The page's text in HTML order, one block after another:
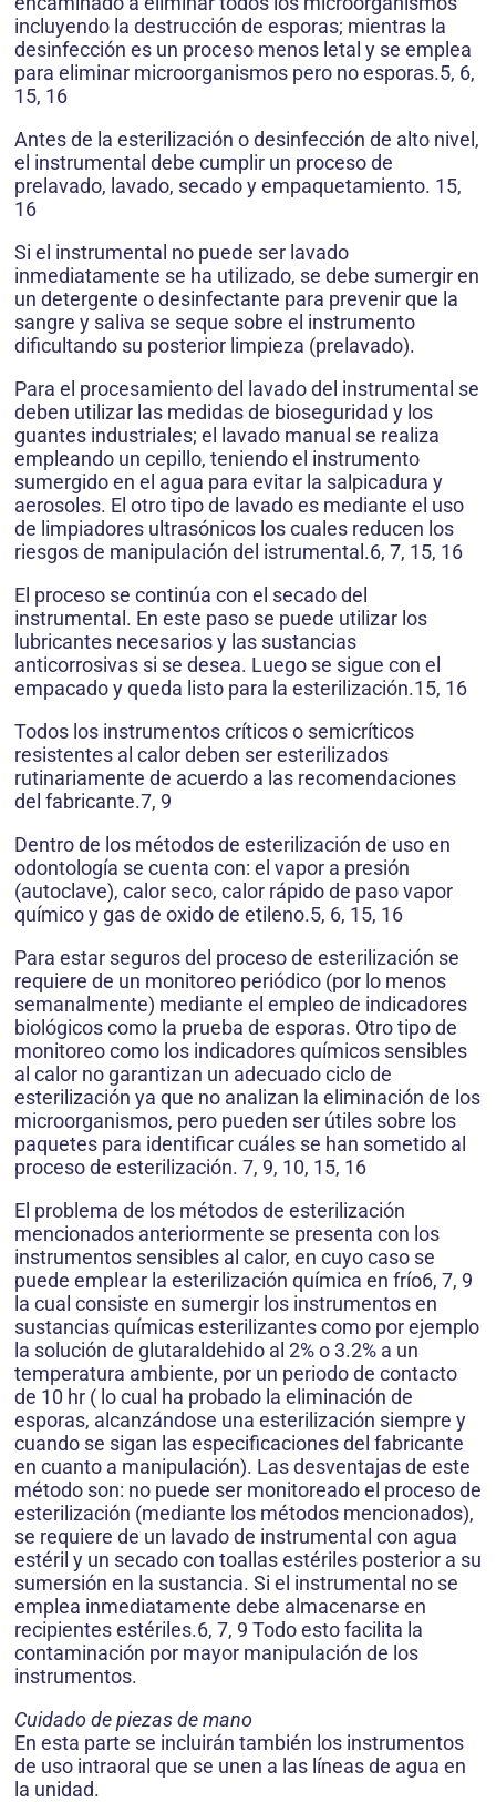
incluyendo la destrucción de esporas; mientras la
desinfección es un proceso menos letal y se emplea
para eliminar microorganismos pero no esporas.5, 6,
15, 16
Antes de la esterilización o desinfección de alto nivel,
el instrumental debe cumplir un proceso de
prelavado, lavado, secado y empaquetamiento. 15,
16
Si el instrumental no puede ser lavado
inmediatamente se ha utilizado, se debe sumergir en
un detergente o desinfectante para prevenir que la
sangre y saliva se seque sobre el instrumento
dificultando su posterior limpieza (prelavado).
Para el procesamiento del lavado del instrumental se
deben utilizar las medidas de bioseguridad y los
guantes industriales; el lavado manual se realiza
empleando un cepillo, teniendo el instrumento
sumergido en el agua para evitar la salpicadura y
aerosoles. El otro tipo de lavado es mediante el uso
de limpiadores ultrasónicos los cuales reducen los
riesgos de manipulación del istrumental.6, 7, 15, 16
El proceso se continúa con el secado del
instrumental. En este paso se puede utilizar los
lubricantes necesarios y las sustancias
anticorrosivas si se desea. Luego se sigue con el
empacado y queda listo para la esterilización.15, 16
Todos los instrumentos críticos o semicríticos
resistentes al calor deben ser esterilizados
rutinariamente de acuerdo a las recomendaciones
del fabricante.7, 9
Dentro de los métodos de esterilización de uso en
odontología se cuenta con: el vapor a presión
(autoclave), calor seco, calor rápido de paso vapor
químico y gas de oxido de etileno.5, 6, 15, 16
Para estar seguros del proceso de esterilización se
requiere de un monitoreo periódico (por lo menos
semanalmente) mediante el empleo de indicadores
biológicos como la prueba de esporas. Otro tipo de
monitoreo como los indicadores químicos sensibles
al calor no garantizan un adecuado ciclo de
esterilización ya que no analizan la eliminación de los
microorganismos, pero pueden ser útiles sobre los
paquetes para identificar cuáles se han sometido al
proceso de esterilización. 7, 9, 10, 15, 16
El problema de los métodos de esterilización
mencionados anteriormente se presenta con los
instrumentos sensibles al calor, en cuyo caso se
puede emplear la esterilización química en frío6, 7, 9
la cual consiste en sumergir los instrumentos en
sustancias químicas esterilizantes como por ejemplo
la solución de glutaraldehido al 2% o 3.2% a un
temperatura ambiente, por un periodo de contacto
de 10 hr ( lo cual ha probado la eliminación de
esporas, alcanzándose una esterilización siempre y
cuando se sigan las especificaciones del fabricante
en cuanto a manipulación). Las desventajas de este
método son: no puede ser monitoreado el proceso de
esterilización (mediante los métodos mencionados),
se requiere de un lavado de instrumental con agua
estéril y un secado con toallas estériles posterior a su
sumersión en la sustancia. Si el instrumental no se
emplea inmediatamente debe almacenarse en
recipientes estériles.6, 7, 9 Todo esto facilita la
contaminación por mayor manipulación de los
instrumentos.
Cuidado de piezas de mano
En esta parte se incluirán también los instrumentos
de uso intraoral que se unen a las líneas de agua en
la unidad.